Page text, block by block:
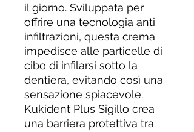
il giorno. Sviluppata per
offrire una tecnologia anti
infiltrazioni, questa crema
impedisce alle particelle di
cibo di infilarsi sotto la
dentiera, evitando così una
sensazione spiacevole.
Kukident Plus Sigillo crea
una barriera protettiva tra